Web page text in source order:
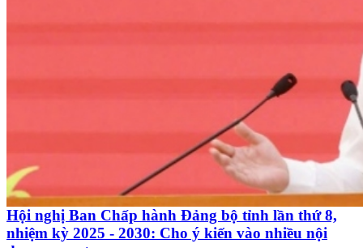
Hội nghị Ban Chấp hành Đảng bộ tỉnh lần thứ 8,
nhiệm kỳ 2025 - 2030: Cho ý kiến vào nhiều nội